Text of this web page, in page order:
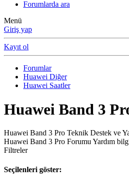
Forumlarda ara
Menü
Giriş yap
Kayıt ol
Forumlar
Huawei Diğer
Huawei Saatler
Huawei Band 3
Huawei Band 3 Pro Teknik Destek ve
Huawei Band 3 Pro Forumu Yardım
Filtreler
Seçilenleri göster: